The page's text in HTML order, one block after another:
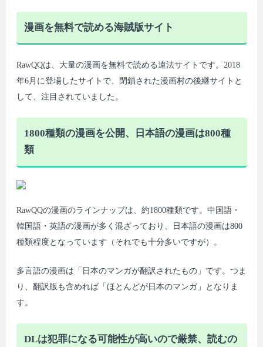
漫画を無料で読める海賊版サイト
RawQQは、大量の漫画を無料で読める違法サイトです。2018
年6月に登場したサイトで、閉鎖された漫画村の後継サイトと
して、注目されていました。
1800種類の漫画を公開、日本語の漫画は800種
類
RawQQの漫画のラインナップは、約1800種類です。中国語・
韓国語・英語の漫画が多く混ざっており、日本語の漫画は800
種類程度となっています（それでも十分多いですが）。
多言語の漫画は「日本のマンガが翻訳されたもの」です。つま
り、翻訳版も含めれば「ほとんどが日本のマンガ」となりま
す。
DLは犯罪になる可能性が高いので厳禁、読むの